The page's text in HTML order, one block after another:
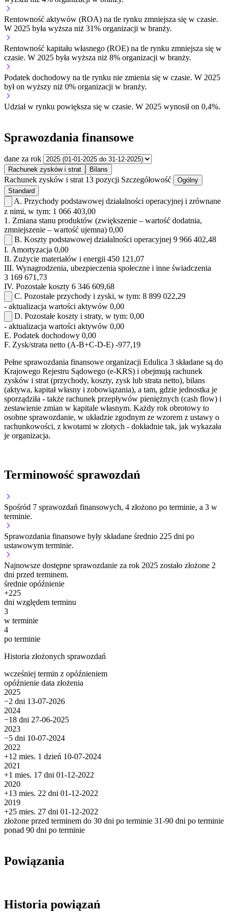
Rentowność aktywów (ROA) na tle rynku zmniejsza się w czasie.
W 2025 była wyższa niż 31% organizacji w branży.
Rentowność kapitału własnego (ROE) na tle rynku zmniejsza się w
czasie. W 2025 była wyższa niż 8% organizacji w branży.
Podatek dochodowy na tle rynku nie zmienia się w czasie. W 2025
był on wyższy niż 0% organizacji w branży.
Udział w rynku powiększa się w czasie. W 2025 wynosił on 0,4%.
Sprawozdania finansowe
dane za rok
Rachunek zysków i strat Bilans
Rachunek zysków i strat 13 pozycji Szczegółowość
Ogólny
Standard
A. Przychody podstawowej działalności operacyjnej i zrównane
z nimi, w tym: 1 066 403,00
1. Zmiana stanu produktów (zwiększenie – wartość dodatnia,
zmniejszenie – wartość ujemna) 0,00
B. Koszty podstawowej działalności operacyjnej 9 966 402,48
I. Amortyzacja 0,00
II. Zużycie materiałów i energii 450 121,07
III. Wynagrodzenia, ubezpieczenia społeczne i inne świadczenia
3 169 671,73
IV. Pozostałe koszty 6 346 609,68
C. Pozostałe przychody i zyski, w tym: 8 899 022,29
- aktualizacja wartości aktywów 0,00
D. Pozostałe koszty i straty, w tym: 0,00
- aktualizacja wartości aktywów 0,00
E. Podatek dochodowy 0,00
F. Zysk/strata netto (A-B+C-D-E) -977,19
Pełne sprawozdania finansowe organizacji Edulica 3 składane są do
Krajowego Rejestru Sądowego (e-KRS) i obejmują rachunek
zysków i strat (przychody, koszty, zysk lub strata netto), bilans
(aktywa, kapitał własny i zobowiązania), a tam, gdzie jednostka je
sporządziła - także rachunek przepływów pieniężnych (cash flow) i
zestawienie zmian w kapitale własnym. Każdy rok obrotowy to
osobne sprawozdanie, w układzie zgodnym ze wzorem z ustawy o
rachunkowości, z kwotami w złotych - dokładnie tak, jak wykazała
je organizacja.
Terminowość sprawozdań
Spośród 7 sprawozdań finansowych, 4 złożono po terminie, a 3 w
terminie.
Sprawozdania finansowe były składane średnio 225 dni po
ustawowym terminie.
Najnowsze dostępne sprawozdanie za rok 2025 zostało złożone 2
dni przed terminem.
średnie opóźnienie
+225
dni względem terminu
3
w terminie
4
po terminie
Historia złożonych sprawozdań
wcześniej termin z opóźnieniem
opóźnienie data złożenia
2025
−2 dni 13-07-2026
2024
−18 dni 27-06-2025
2023
−5 dni 10-07-2024
2022
+12 mies. 1 dzień 10-07-2024
2021
+1 mies. 17 dni 01-12-2022
2020
+13 mies. 22 dni 01-12-2022
2019
+25 mies. 27 dni 01-12-2022
złożone przed terminem do 30 dni po terminie 31-90 dni po terminie
ponad 90 dni po terminie
Powiązania
Historia powiązań